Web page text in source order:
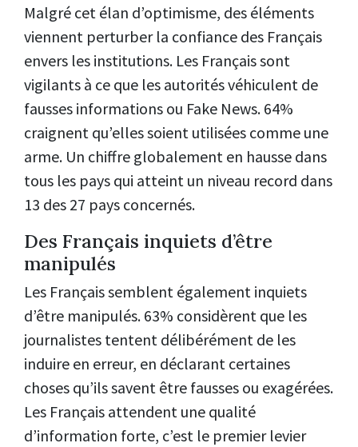
Malgré cet élan d’optimisme, des éléments
viennent perturber la confiance des Français
envers les institutions. Les Français sont
vigilants à ce que les autorités véhiculent de
fausses informations ou Fake News. 64%
craignent qu’elles soient utilisées comme une
arme. Un chiffre globalement en hausse dans
tous les pays qui atteint un niveau record dans
13 des 27 pays concernés.
Des Français inquiets d’être
manipulés
Les Français semblent également inquiets
d’être manipulés. 63% considèrent que les
journalistes tentent délibérément de les
induire en erreur, en déclarant certaines
choses qu’ils savent être fausses ou exagérées.
Les Français attendent une qualité
d’information forte, c’est le premier levier